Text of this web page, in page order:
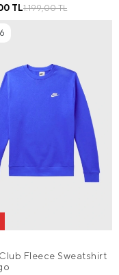
1.199,00 TL
TL
6
Fleece Sweatshirt